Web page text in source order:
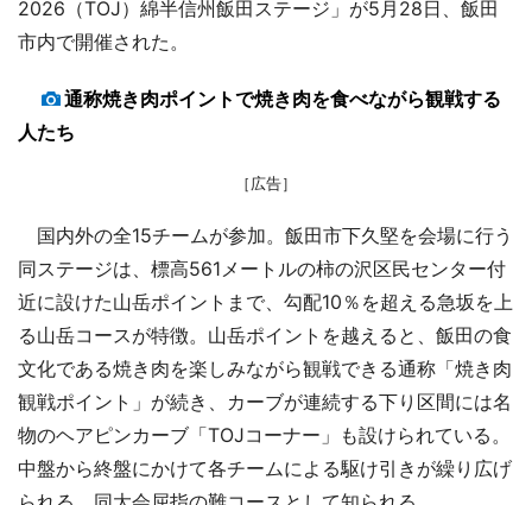
2026（TOJ）綿半信州飯田ステージ」が5月28日、飯田
市内で開催された。
通称焼き肉ポイントで焼き肉を食べながら観戦する
人たち
［広告］
国内外の全15チームが参加。飯田市下久堅を会場に行う
同ステージは、標高561メートルの柿の沢区民センター付
近に設けた山岳ポイントまで、勾配10％を超える急坂を上
る山岳コースが特徴。山岳ポイントを越えると、飯田の食
文化である焼き肉を楽しみながら観戦できる通称「焼き肉
観戦ポイント」が続き、カーブが連続する下り区間には名
物のヘアピンカーブ「TOJコーナー」も設けられている。
中盤から終盤にかけて各チームによる駆け引きが繰り広げ